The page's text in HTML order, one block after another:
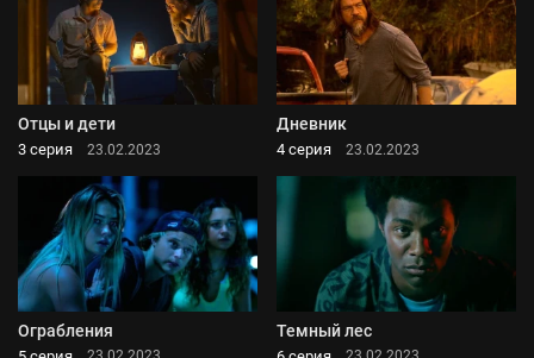
Отцы и дети
3 серия 23.02.2023
Дневник
4 серия 23.02.2023
Ограбления Темный лес